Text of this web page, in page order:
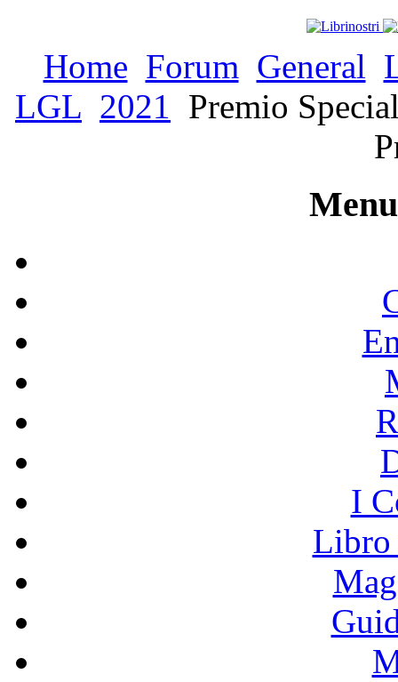
Home Forum General
LGL 2021 Premio
I
Libro